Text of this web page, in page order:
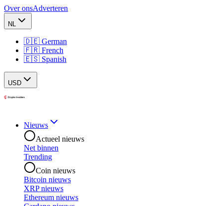
Over onsAdverteren
NL
🇩🇪 German
🇫🇷 French
🇪🇸 Spanish
USD
Nieuws
Actueel nieuws
Net binnen
Trending
Coin nieuws
Bitcoin nieuws
XRP nieuws
Ethereum nieuws